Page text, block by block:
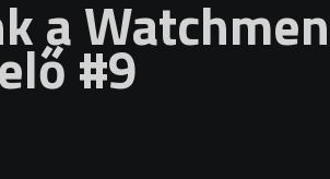
a
#9